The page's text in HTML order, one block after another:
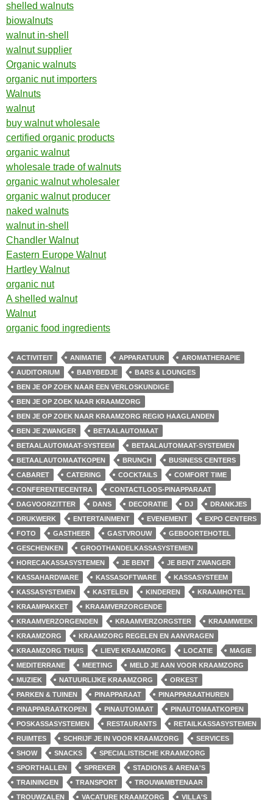
shelled walnuts
biowalnuts
walnut in-shell
walnut supplier
Organic walnuts
organic nut importers
Walnuts
walnut
buy walnut wholesale
certified organic products
organic walnut
wholesale trade of walnuts
organic walnut wholesaler
organic walnut producer
naked walnuts
walnut in-shell
Chandler Walnut
Eastern Europe Walnut
Hartley Walnut
organic nut
A shelled walnut
Walnut
organic food ingredients
ACTIVITEIT ANIMATIE APPARATUUR
AROMATHERAPIE
AUDITORIUM
BABYBEDJE
BARS & LOUNGES
BEN JE OP ZOEK NAAR EEN VERLOSKUNDIGE
BEN JE OP ZOEK NAAR KRAAMZORG
BEN JE OP ZOEK NAAR KRAAMZORG REGIO HAAGLANDEN
BEN JE ZWANGER
BETAALAUTOMAAT
BETAALAUTOMAAT-SYSTEEM
BETAALAUTOMAAT-SYSTEMEN
BETAALAUTOMAATKOPEN
BRUNCH
BUSINESS CENTERS
CABARET
CATERING COCKTAILS
COMFORT TIME
CONFERENTIECENTRA
CONTACTLOOS-PINAPPARAAT
DAGVOORZITTER
DANS DECORATIE DJ
DRANKJES
DRUKWERK
ENTERTAINMENT EVENEMENT
EXPO CENTERS
FOTO
GASTHEER GASTVROUW
GEBOORTEHOTEL
GESCHENKEN
GROOTHANDELKASSASYSTEMEN
HORECAKASSASYSTEMEN
JE BENT
JE BENT ZWANGER
KASSAHARDWARE
KASSASOFTWARE
KASSASYSTEEM
KASSASYSTEMEN
KASTELEN KINDEREN
KRAAMHOTEL
KRAAMPAKKET
KRAAMVERZORGENDE
KRAAMVERZORGENDEN
KRAAMVERZORGSTER
KRAAMWEEK
KRAAMZORG
KRAAMZORG REGELEN EN AANVRAGEN
KRAAMZORG THUIS
LIEVE KRAAMZORG LOCATIE
MAGIE
MEDITERRANE
MEETING
MELD JE AAN VOOR KRAAMZORG
MUZIEK
NATUURLIJKE KRAAMZORG
ORKEST
PARKEN & TUINEN
PINAPPARAAT
PINAPPARAATHUREN
PINAPPARAATKOPEN
PINAUTOMAAT
PINAUTOMAATKOPEN
POSKASSASYSTEMEN
RESTAURANTS
RETAILKASSASYSTEMEN
RUIMTES
SCHRIJF JE IN VOOR KRAAMZORG
SERVICES
SHOW
SNACKS
SPECIALISTISCHE KRAAMZORG
SPORTHALLEN
SPREKER
STADIONS & ARENA'S
TRAININGEN
TRANSPORT
TROUWAMBTENAAR
TROUWZALEN
VACATURE KRAAMZORG VILLA'S